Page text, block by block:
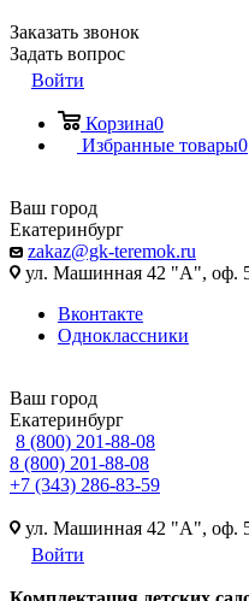
Заказать звонок
Задать вопрос
Войти
Корзина0
Избранные товары0
Ваш город
Екатеринбург
zakaz@gk-teremok.ru
ул. Машинная 42 "А", оф.
Вконтакте
Одноклассники
Ваш город
Екатеринбург
8 (800) 201-88-08
8 (800) 201-88-08
+7 (343) 286-83-59
ул. Машинная 42 "А", оф.
Войти